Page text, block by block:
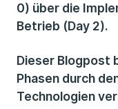
0) über die
Betrieb (Day 2).
Dieser Blogpost
Phasen durch
Technologien